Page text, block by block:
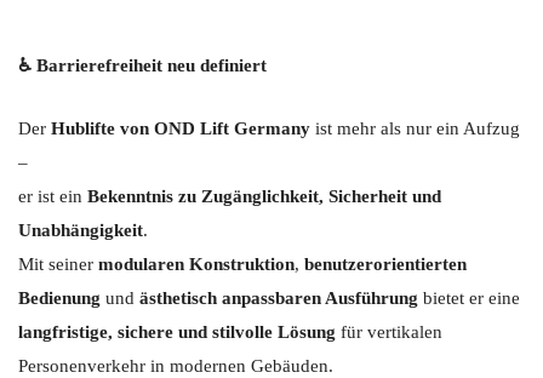
♿ Barrierefreiheit neu definiert
Der Hublifte von OND Lift Germany ist mehr als nur ein Aufzug
–
er ist ein Bekenntnis zu Zugänglichkeit, Sicherheit und
Unabhängigkeit.
Mit seiner modularen Konstruktion, benutzerorientierten
Bedienung und ästhetisch anpassbaren Ausführung bietet er eine
langfristige, sichere und stilvolle Lösung für vertikalen
Personenverkehr in modernen Gebäuden.